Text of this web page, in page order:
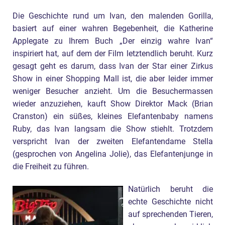
Die Geschichte rund um Ivan, den malenden Gorilla,
basiert auf einer wahren Begebenheit, die Katherine
Applegate zu Ihrem Buch „Der einzig wahre Ivan“
inspiriert hat, auf dem der Film letztendlich beruht. Kurz
gesagt geht es darum, dass Ivan der Star einer Zirkus
Show in einer Shopping Mall ist, die aber leider immer
weniger Besucher anzieht. Um die Besuchermassen
wieder anzuziehen, kauft Show Direktor Mack (Brian
Cranston) ein süßes, kleines Elefantenbaby namens
Ruby, das Ivan langsam die Show stiehlt. Trotzdem
verspricht Ivan der zweiten Elefantendame Stella
(gesprochen von Angelina Jolie), das Elefantenjunge in
die Freiheit zu führen.
Natürlich beruht die
echte Geschichte nicht
auf sprechenden Tieren,